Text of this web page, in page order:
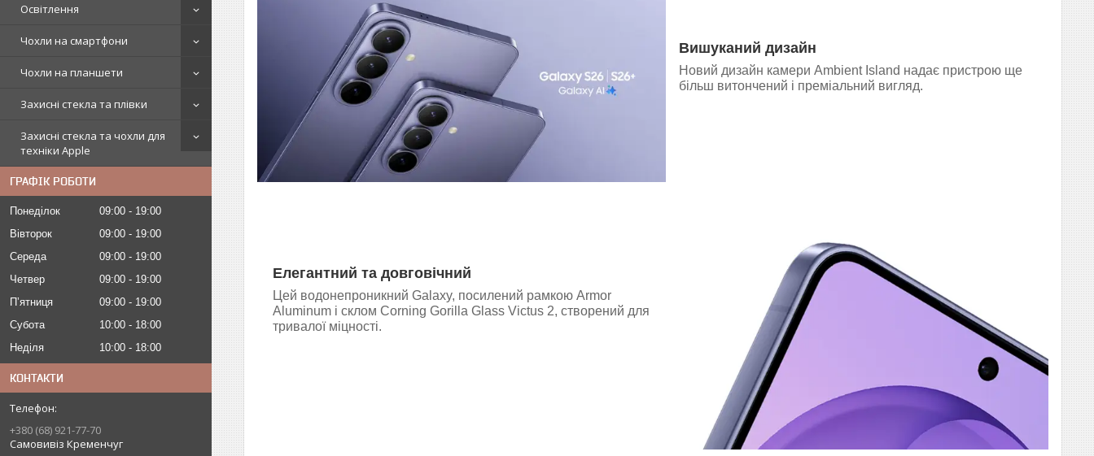
Освітлення
Чохли на смартфони
Чохли на планшети
Захисні стекла та плівки
Захисні стекла та чохли для
техніки Apple
ГРАФІК РОБОТИ
Понеділок 09:00
19:00
Вівторок
09:00
19:00
Середа
09:00
19:00
Четвер
09:00
19:00
Пʼятниця
09:00
19:00
Субота
10:00
18:00
Неділя
10:00 18:00
КОНТАКТИ
+380 (68) 921-77-70
Самовивіз Кременчуг
Вишуканий дизайн
Новий дизайн камери Ambient Island надає пристрою ще
більш витончений і преміальний вигляд.
Елегантний та довговічний
Цей водонепроникний Galaxy, посилений рамкою Armor
Aluminum і склом Corning Gorilla Glass Victus 2, створений для
тривалої міцності.